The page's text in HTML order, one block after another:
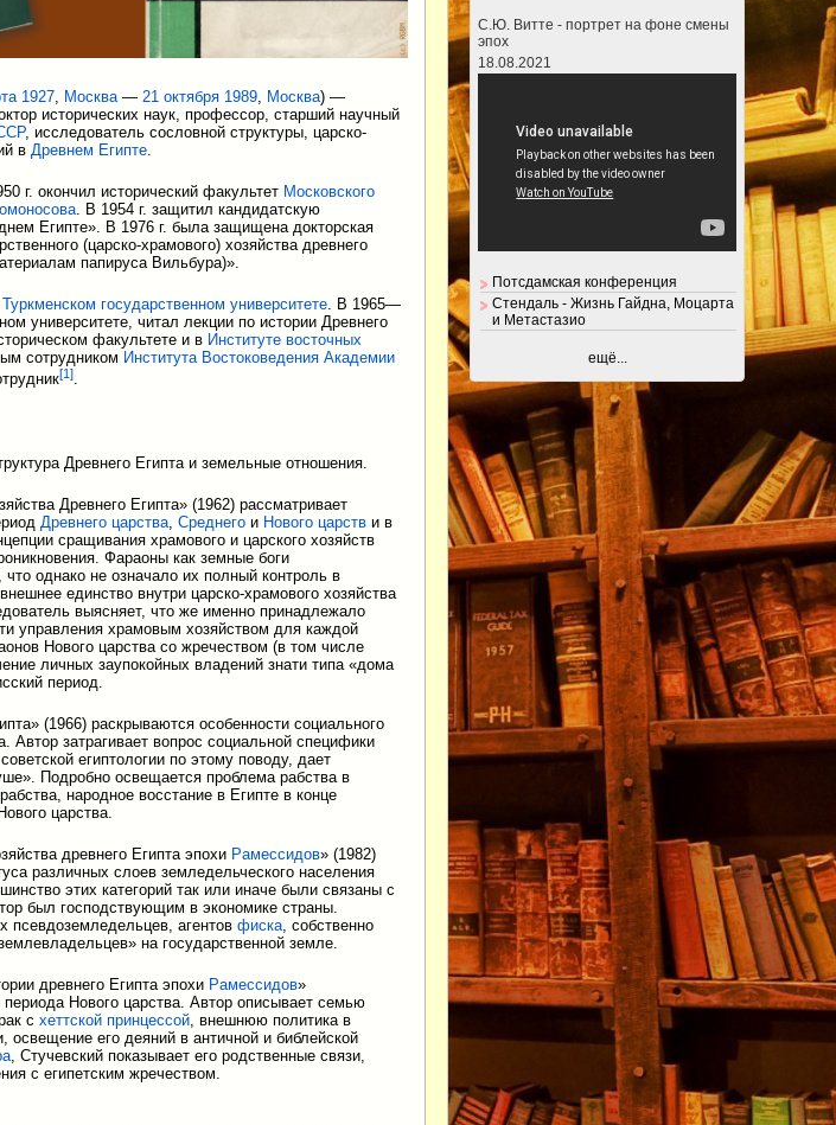
1927, Москва— 21 октября 1989, Москва) —
исторических наук, профессор, старший научный
, исследователь сословной структуры, царско-
в Древнем Египте.
г. окончил исторический факультет Московского
. В 1954 г. защитил кандидатскую
Египте». В 1976 г. была защищена докторская
(царско-храмового) хозяйства древнего
папируса Вильбура)».
Туркменском государственном университете. В 1965—
университете, читал лекции по истории Древнего
факультете и в Институте восточных
сотрудником Института Востоковедения Академии
[1].
Древнего Египта и земельные отношения.
Древнего Египта» (1962) рассматривает
Древнего царства, Среднего и Нового царств и в
сращивания храмового и царского хозяйств
Фараоны как земные боги
однако не означало их полный контроль в
единство внутри царско-храмового хозяйства
выясняет, что же именно принадлежало
управления храмовым хозяйством для каждой
Нового царства со жречеством (в том числе
личных заупокойных владений знати типа «дома
период.
(1966) раскрываются особенности социального
Автор затрагивает вопрос социальной специфики
египтологии по этому поводу, дает
Подробно освещается проблема рабства в
народное восстание в Египте в конце
царства.
древнего Египта эпохи Рамессидов» (1982)
различных слоев земледельческого населения
этих категорий так или иначе были связаны с
был господствующим в экономике страны.
псевдоземледельцев, агентов фиска, собственно
на государственной земле.
древнего Египта эпохи Рамессидов»
Нового царства. Автор описывает семью
с хеттской принцессой, внешнюю политика в
освещение его деяний в античной и библейской
, Стучевский показывает его родственные связи,
с египетским жречеством.
С.Ю. Витте - портрет на фоне смены
эпох
18.08.2021
Потсдамская конференция
Стендаль - Жизнь Гайдна, Моцарта
и Метастазио
ещё...